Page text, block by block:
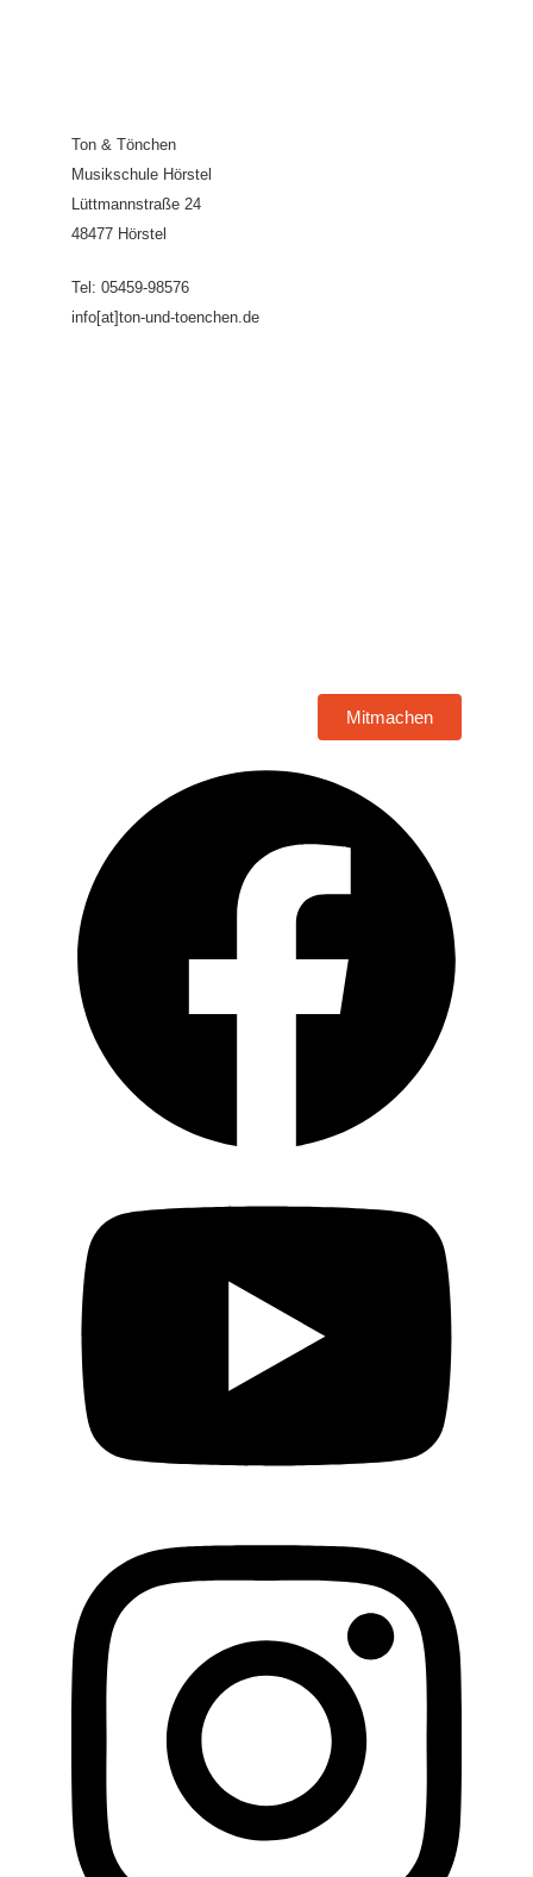
Ton & Tönchen
Musikschule Hörstel
Lüttmannstraße 24
48477 Hörstel
Tel: 05459-98576
info[at]ton-und-toenchen.de
Mitmachen